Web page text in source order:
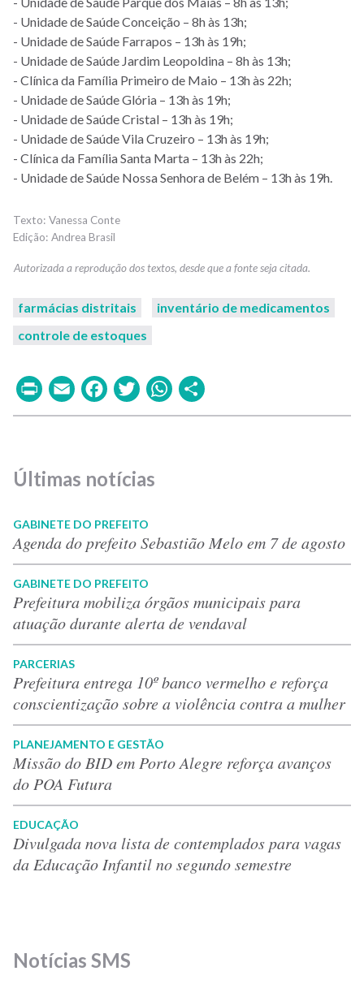
- Unidade de Saúde Conceição – 8h às 13h;
- Unidade de Saúde Farrapos – 13h às 19h;
- Unidade de Saúde Jardim Leopoldina – 8h às 13h;
- Clínica da Família Primeiro de Maio – 13h às 22h;
- Unidade de Saúde Glória – 13h às 19h;
- Unidade de Saúde Cristal – 13h às 19h;
- Unidade de Saúde Vila Cruzeiro – 13h às 19h;
- Clínica da Família Santa Marta – 13h às 22h;
- Unidade de Saúde Nossa Senhora de Belém – 13h às 19h.
Vanessa Conte
Andrea Brasil
farmácias distritais
inventário de medicamentos
controle de estoques
PrintEmailFacebook
TwitterWhatsApp
Últimas notícias
GABINETE DO PREFEITO
Agenda do prefeito Sebastião Melo em 7 de agosto
GABINETE DO PREFEITO
Prefeitura mobiliza órgãos municipais para
atuação durante alerta de vendaval
PARCERIAS
Prefeitura entrega 10º banco vermelho e reforça
conscientização sobre a violência contra a mulher
PLANEJAMENTO E GESTÃO
Missão do BID em Porto Alegre reforça avanços
do POA Futura
EDUCAÇÃO
Divulgada nova lista de contemplados para vagas
da Educação Infantil no segundo semestre
Notícias SMS